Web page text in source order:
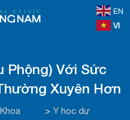
EN
VI
Phộng) Với Sức
Xuyên Hơn
Khoa
> Y học dự